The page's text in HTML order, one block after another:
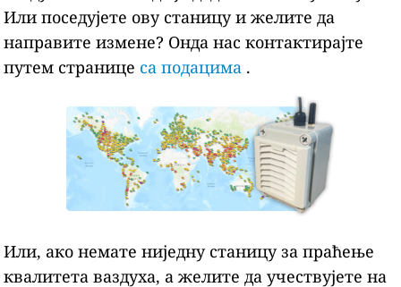
Или поседујете ову станицу и желите да
направите измене? Онда нас контактирајте
путем странице са подацима .
Или, ако немате ниједну станицу за праћење
квалитета ваздуха, а желите да учествујете на